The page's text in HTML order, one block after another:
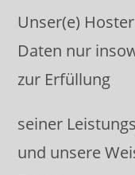
Unser(e)
Daten nur
zur Erfüllung
seiner
und unsere